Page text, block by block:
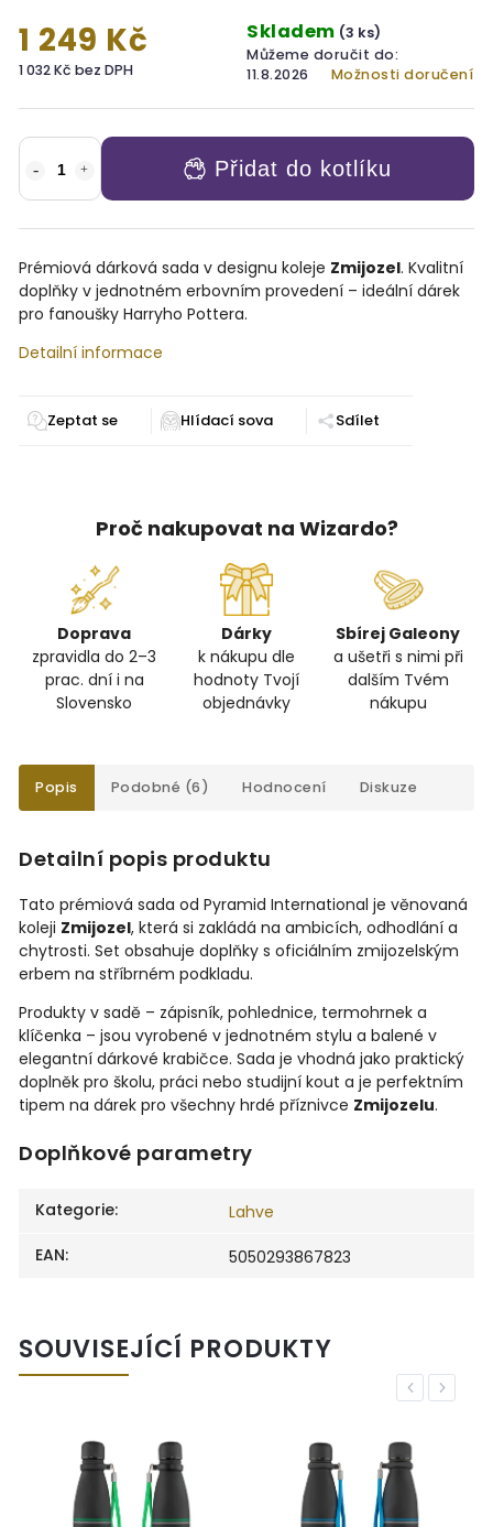
1 249 Kč
1 032 Kč bez DPH
Skladem (3 ks)
Můžeme doručit do:
11.8.2026
Možnosti doručení
Přidat do kotlíku
Prémiová dárková sada v designu koleje Zmijozel. Kvalitní
doplňky v jednotném erbovním provedení – ideální dárek
pro fanoušky Harryho Pottera.
Detailní informace
Zeptat se Sdílet
Proč nakupovat na Wizardo?
Doprava
zpravidla do 2–3
prac. dní i na
Slovensko
Dárky
k nákupu dle
hodnoty Tvojí
objednávky
Sbírej Galeony
a ušetři s nimi při
dalším Tvém
nákupu
Popis Podobné (6) Hodnocení Diskuze
Detailní popis produktu
Tato prémiová sada od Pyramid International je věnovaná
koleji Zmijozel, která si zakládá na ambicích, odhodlání a
chytrosti. Set obsahuje doplňky s oficiálním zmijozelským
erbem na stříbrném podkladu.
Produkty v sadě – zápisník, pohlednice, termohrnek a
klíčenka – jsou vyrobené v jednotném stylu a balené v
elegantní dárkové krabičce. Sada je vhodná jako praktický
doplněk pro školu, práci nebo studijní kout a je perfektním
tipem na dárek pro všechny hrdé příznivce Zmijozelu.
Doplňkové parametry
Kategorie:
Lahve
EAN: 5050293867823
SOUVISEJÍCÍ PRODUKTY
Previous
Next